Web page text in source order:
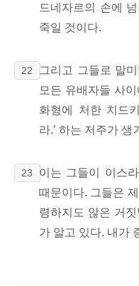
드네자르의 손에
죽일 것이다.
22
그리고 그들로 말
모든 유배자들 사이
화형에 처한 치드
라.’ 하는 저주가 생
23
이는 그들이 이스
때문이다. 그들은
령하지도 않은 거
가 알고 있다. 내가